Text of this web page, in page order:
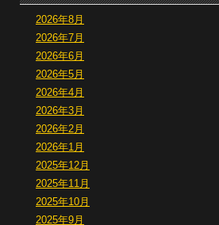
2026年8月
2026年7月
2026年6月
2026年5月
2026年4月
2026年3月
2026年2月
2026年1月
2025年12月
2025年11月
2025年10月
2025年9月